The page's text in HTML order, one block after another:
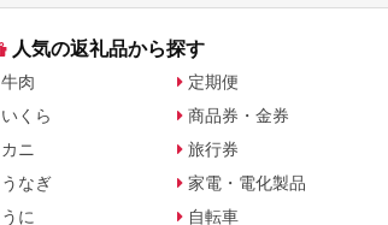
人気の返礼品から探す
牛肉
いくら
カニ
うなぎ
うに
定期便
商品券・金券
旅行券
家電・電化製品
自転車